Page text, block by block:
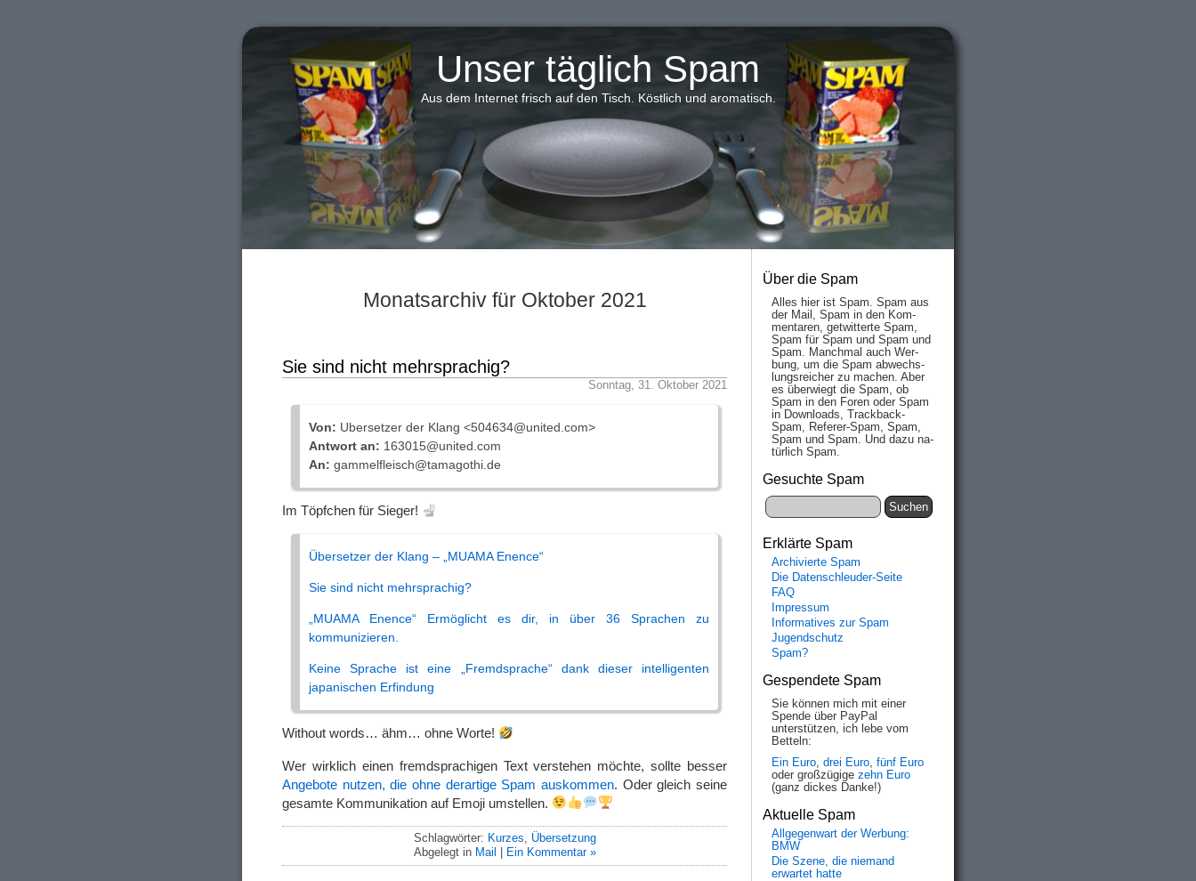
Unser täglich Spam
Aus dem Internet frisch auf den Tisch. Köstlich und aromatisch.
Monatsarchiv für Oktober 2021
Sie sind nicht mehrsprachig?
Sonntag, 31. Oktober 2021
Von: Ubersetzer der Klang <504634@united.com>
Antwort an: 163015@united.com
An: gammelfleisch@tamagothi.de
Im Töpfchen für Sieger!
Übersetzer der Klang – „MUAMA Enence“
Sie sind nicht mehrsprachig?
„MUAMA Enence“ Ermöglicht es dir, in über 36 Sprachen zu
kommunizieren.
Keine Sprache ist eine „Fremdsprache“ dank dieser intelligenten
japanischen Erfindung
Without words… ähm… ohne Worte!
Wer wirklich einen fremdsprachigen Text verstehen möchte, sollte besser
Angebote nutzen, die ohne derartige Spam auskommen. Oder gleich seine
gesamte Kommunikation auf Emoji umstellen.
Schlagwörter: Kurzes
Übersetzung
Abgelegt in Mail Ein Kommentar »
Über die Spam
Alles hier ist Spam. Spam aus
der Mail, Spam in den Kom­
men­taren, ge­twit­ter­te Spam,
Spam für Spam und Spam und
Spam. Manch­mal auch Wer­
bung, um die Spam ab­wechs­
lungs­reich­er zu mach­en. Aber
es über­wiegt die Spam, ob
Spam in den Fo­ren oder Spam
in Down­loads, Track­back-
Spam, Re­fe­rer-Spam, Spam,
Spam und Spam. Und da­zu na­
tür­lich Spam.
Gesuchte Spam
Erklärte Spam
Archivierte Spam
Die Datenschleuder-Seite
FAQ
Impressum
Informatives zur Spam
Jugendschutz
Spam?
Gespendete Spam
Sie können mich mit einer
Spende über PayPal
unterstützen, ich lebe vom
Betteln:
Ein Euro, drei Euro, fünf Euro
oder großzügige zehn Euro
(ganz dickes Danke!)
Aktuelle Spam
Allgegenwart der Werbung:
BMW
Die Szene, die niemand
erwartet hatte